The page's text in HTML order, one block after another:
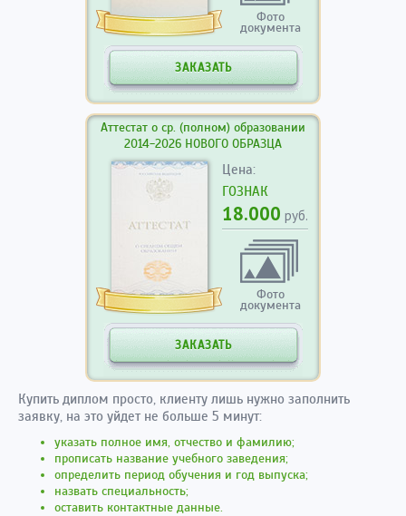
Фото
документа
ЗАКАЗАТЬ
Аттестат о ср. (полном) образовании
2014-2026 НОВОГО ОБРАЗЦА
Цена:
ГОЗНАК
18.000 руб.
Фото
документа
ЗАКАЗАТЬ
Купить диплом просто, клиенту лишь нужно заполнить
заявку, на это уйдет не больше 5 минут:
указать полное имя, отчество и фамилию;
прописать название учебного заведения;
определить период обучения и год выпуска;
назвать специальность;
оставить контактные данные.